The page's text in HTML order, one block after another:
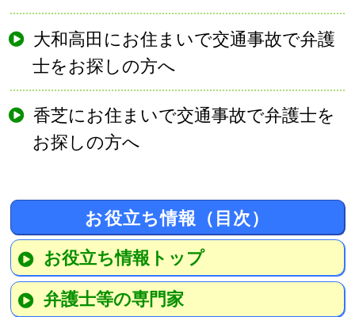
大和高田にお住まいで交通事故で弁護
士をお探しの方へ
香芝にお住まいで交通事故で弁護士を
お探しの方へ
お役立ち情報（目次）
お役立ち情報トップ
弁護士等の専門家